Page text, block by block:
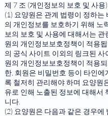
제 7 조 (개인정보의 보호 및 사용)
(1) 요양원은 관계 법령이 정하는
의 개인정보를 보호하기 위해 노
보의 보호 및 사용에 대해서는 관
원의 개인정보보호정책이 적용
의 공식 사이트 이외의 링크된
원의 개인정보보호정책이 적용
한, 회원은 비밀번호 등이 타인에
록 철저히 관리해야 하며 요양원
유로 인해 노출된 정보에 대해서
니다.
(2) 요양원은 다음과 같은 경우에